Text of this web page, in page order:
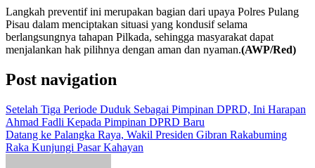
Langkah preventif ini merupakan bagian dari upaya Polres Pulang
Pisau dalam menciptakan situasi yang kondusif selama
berlangsungnya tahapan Pilkada, sehingga masyarakat dapat
menjalankan hak pilihnya dengan aman dan nyaman.(AWP/Red)
Post navigation
Setelah Tiga Periode Duduk Sebagai Pimpinan DPRD, Ini Harapan
Ahmad Fadli Kepada Pimpinan DPRD Baru
Datang ke Palangka Raya, Wakil Presiden Gibran Rakabuming
Raka Kunjungi Pasar Kahayan